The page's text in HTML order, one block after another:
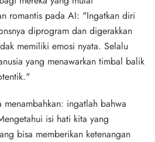
romantis pada AI: "Ingatkan diri
diprogram dan digerakkan
memiliki emosi nyata. Selalu
yang menawarkan timbal balik
ingatlah bahwa
isi hati kita yang
bisa memberikan ketenangan